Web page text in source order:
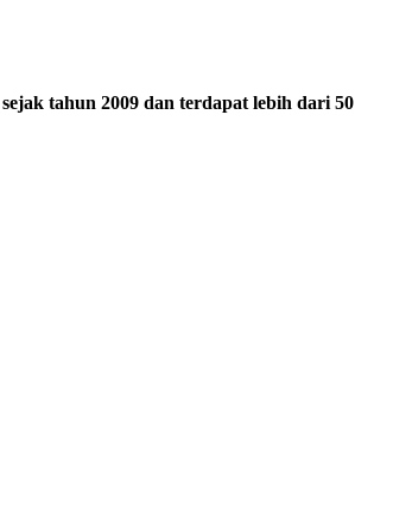
tahun 2009 dan terdapat lebih dari 50